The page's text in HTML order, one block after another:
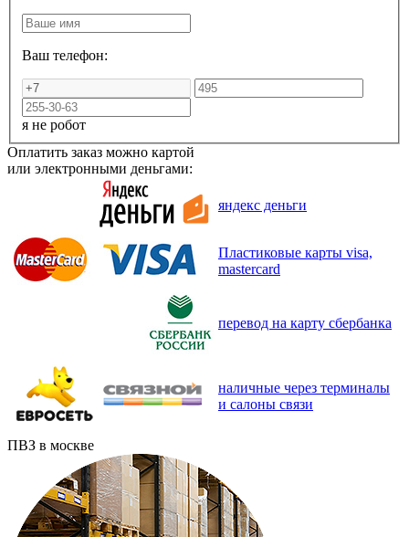
Ваш телефон:
я не робот
Оплатить заказ можно картой
или электронными деньгами:
яндекс деньги
Пластиковые карты visa,
mastercard
перевод на карту сбербанка
наличные через терминалы
и салоны связи
ПВЗ в москве